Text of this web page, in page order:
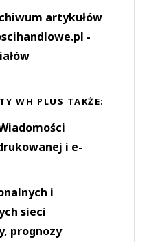
artykułów
-
WH PLUS TAKŻE:
i e-
i
sieci
prognozy